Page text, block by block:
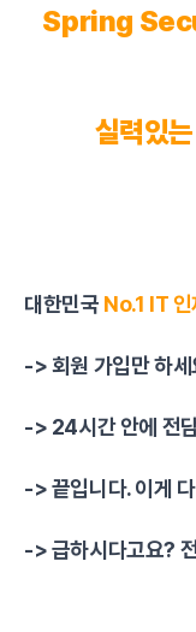
Spring
실력있
대한민국 No.1 IT 인
-> 회원 가입만 하세
-> 24시간 안에 전
-> 끝입니다. 이게
-> 급하시다고요?